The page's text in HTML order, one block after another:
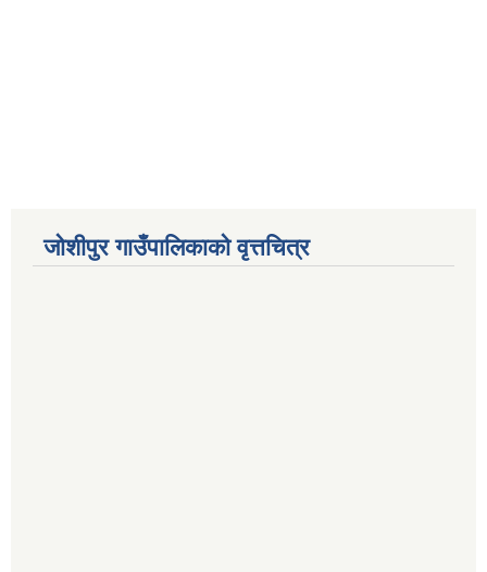
जोशीपुर गाउँपालिकाको वृत्तचित्र